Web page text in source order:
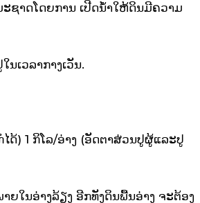
ຊາດໂດຍການ ເປີດນ້ຳໃຫ້ດິນມີຄວາມ
ເວລາກາງເວັນ.
ດ້) 1 ກິໂລ/ອ່າງ (ອັດຕາສ່ວນປູຜູ້ແລະປູ
ຍໃນອ່າງລ້ຽງ ອີກທັງດິນພື້ນອ່າງ ຈະຕ້ອງ